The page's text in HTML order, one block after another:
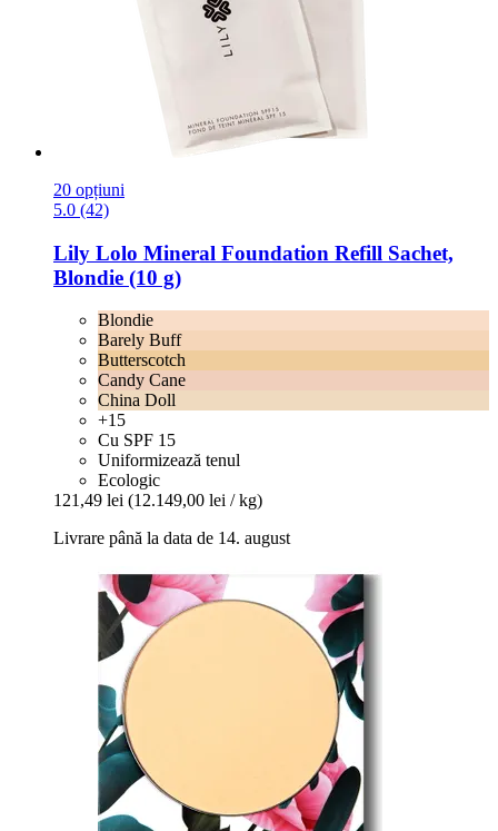
20 opțiuni
5.0 (42)
Lily Lolo Mineral Foundation Refill Sachet,
Blondie (10 g)
Blondie
Barely Buff
Butterscotch
Candy Cane
China Doll
+15
Cu SPF 15
Uniformizează tenul
Ecologic
121,49 lei (12.149,00 lei / kg)
Livrare până la data de 14. august